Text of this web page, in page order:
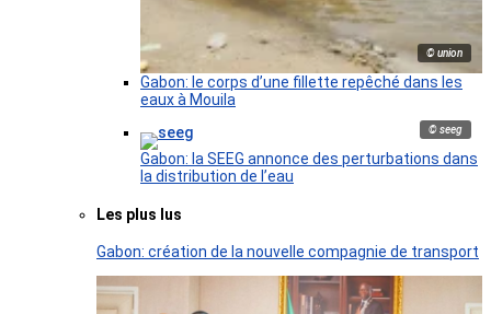
© union
Gabon: le corps d’une fillette repêché dans les
eaux à Mouila
© seeg
Gabon: la SEEG annonce des perturbations dans
la distribution de l’eau
Les plus lus
Gabon: création de la nouvelle compagnie de transport